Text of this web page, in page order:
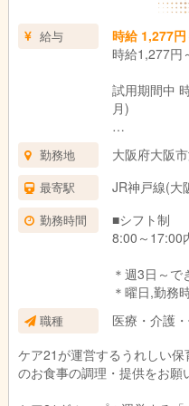
給与
時給 1,277円
時給1,277円
試用期間中
月)
ー
試用期間：
勤務地 大阪府大阪
最寄駅 JR神戸線(大
勤務時間
■シフト制
8:00～17:00
＊週3日～で
＊曜日,勤務
職種
医療・介護
ケア21が運営するうれしい
のお食事の調理・提供をお願